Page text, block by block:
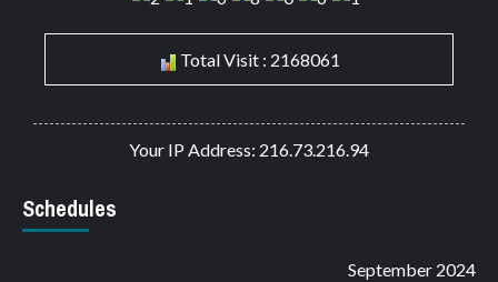
Total Visit : 2168061
Your IP Address: 216.73.216.94
Schedules
September 2024